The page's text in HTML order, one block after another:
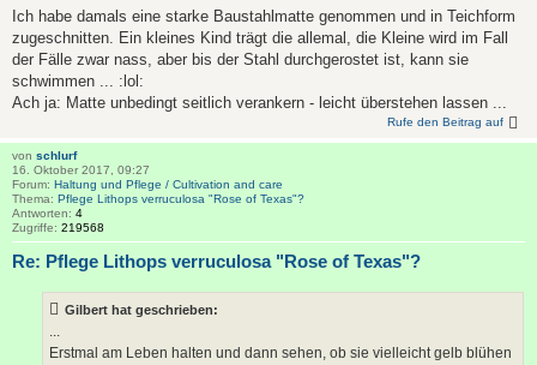
Ich habe damals eine starke Baustahlmatte genommen und in Teichform
zugeschnitten. Ein kleines Kind trägt die allemal, die Kleine wird im Fall
der Fälle zwar nass, aber bis der Stahl durchgerostet ist, kann sie
schwimmen ... :lol:
Ach ja: Matte unbedingt seitlich verankern - leicht überstehen lassen ...
Rufe den Beitrag auf
von schlurf
16. Oktober 2017, 09:27
Forum: Haltung und Pflege / Cultivation and care
Thema: Pflege Lithops verruculosa "Rose of Texas"?
Antworten: 4
Zugriffe: 219568
Re: Pflege Lithops verruculosa "Rose of Texas"?
Gilbert hat geschrieben:
...
Erstmal am Leben halten und dann sehen, ob sie vielleicht gelb blühen